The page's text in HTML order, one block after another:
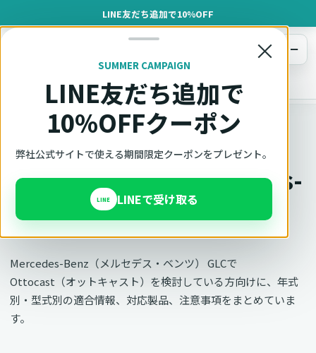
LINE友だち追加で10%OFF
×
SUMMER CAMPAIGN
LINE友だち追加で
10%OFFクーポン
弊社公式サイトで使える期間限定クーポンをプレゼント。
LINE LINEで受け取る
オットキャスト
メニュー
車種適合確認 Mercedes-Benz（メルセデス・ベンツ）
車種別適合
オットキャスト Mercedes-
Benz GLCの適合確認
Mercedes-Benz（メルセデス・ベンツ） GLCで
Ottocast（オットキャスト）を検討している方向けに、年式
別・型式別の適合情報、対応製品、注意事項をまとめていま
す。